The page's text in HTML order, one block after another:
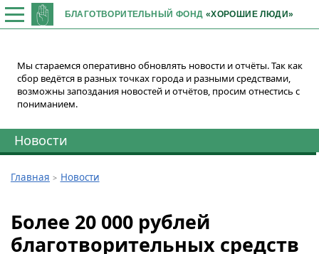
БЛАГОТВОРИТЕЛЬНЫЙ ФОНД «ХОРОШИЕ ЛЮДИ»
Мы стараемся оперативно обновлять новости и отчёты. Так как
сбор ведётся в разных точках города и разными средствами,
возможны запоздания новостей и отчётов, просим отнестись с
пониманием.
Новости
Главная Новости
Более 20 000 рублей
благотворительных средств